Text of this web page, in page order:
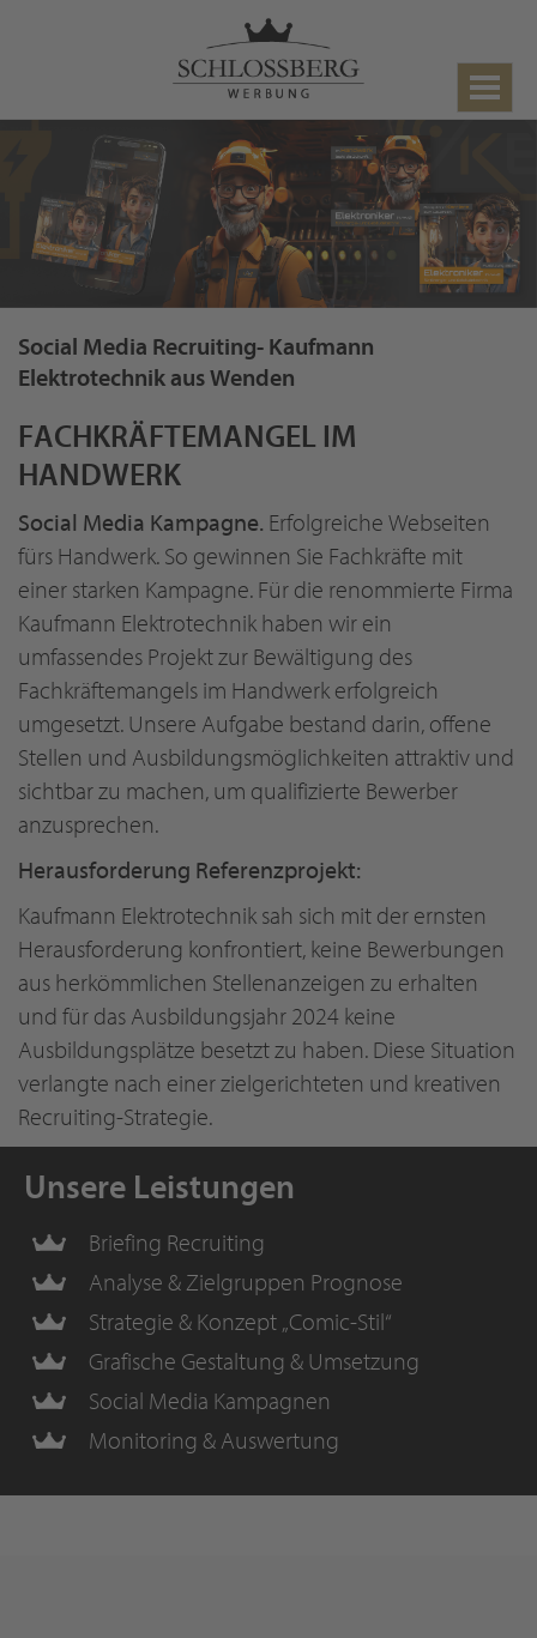
Toggle
Social Media Recruiting- Kaufmann
Elektrotechnik aus Wenden
FACHKRÄFTEMANGEL IM
HANDWERK
Social Media Kampagne. Erfolgreiche Webseiten
fürs Handwerk. So gewinnen Sie Fachkräfte mit
einer starken Kampagne. Für die renommierte Firma
Kaufmann Elektrotechnik haben wir ein
umfassendes Projekt zur Bewältigung des
Fachkräftemangels im Handwerk erfolgreich
umgesetzt. Unsere Aufgabe bestand darin, offene
Stellen und Ausbildungsmöglichkeiten attraktiv und
sichtbar zu machen, um qualifizierte Bewerber
anzusprechen.
Herausforderung Referenzprojekt:
Kaufmann Elektrotechnik sah sich mit der ernsten
Herausforderung konfrontiert, keine Bewerbungen
aus herkömmlichen Stellenanzeigen zu erhalten
und für das Ausbildungsjahr 2024 keine
Ausbildungsplätze besetzt zu haben. Diese Situation
verlangte nach einer zielgerichteten und kreativen
Recruiting-Strategie.
Unsere Leistungen
Briefing Recruiting
Analyse & Zielgruppen Prognose
Strategie & Konzept „Comic-Stil“
Grafische Gestaltung & Umsetzung
Social Media Kampagnen
Monitoring & Auswertung